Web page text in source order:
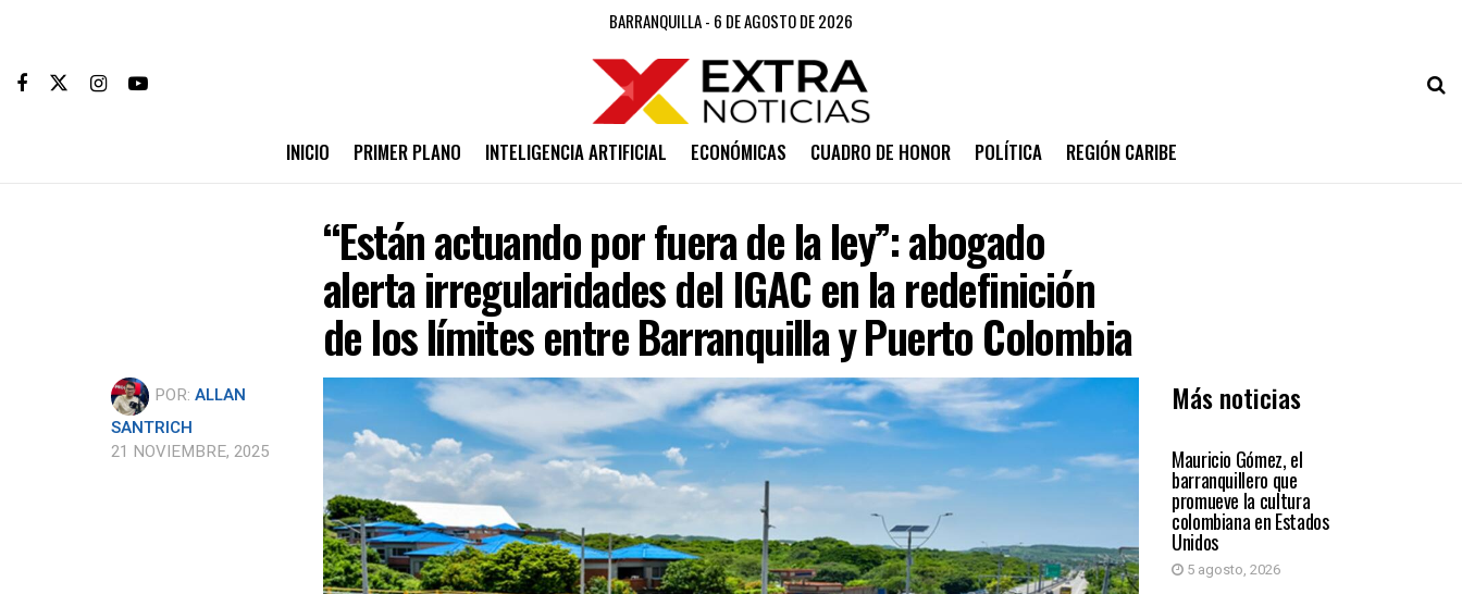
BARRANQUILLA - 6 DE AGOSTO DE 2026
INICIO PRIMER PLANO INTELIGENCIA ARTIFICIAL ECONÓMICAS CUADRO DE HONOR POLÍTICA REGIÓN CARIBE
“Están actuando por fuera de la ley”: abogado
alerta irregularidades del IGAC en la redefinición
de los límites entre Barranquilla y Puerto Colombia
POR: ALLAN
SANTRICH
21 NOVIEMBRE, 2025
Más noticias
PRIMER PLANO
Mauricio Gómez, el
barranquillero que
promueve la cultura
colombiana en Estados
Unidos
5 agosto, 2026
PRIMER PLANO